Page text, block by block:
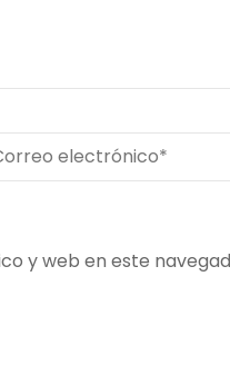
*
y web en este